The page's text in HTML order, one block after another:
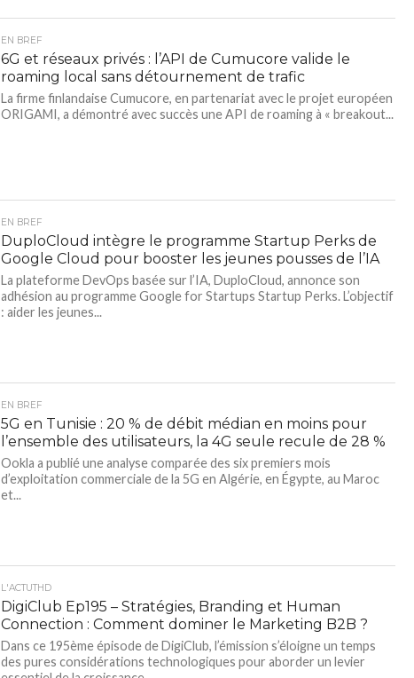
EN BREF
6G et réseaux privés : l’API de Cumucore valide le
roaming local sans détournement de trafic
La firme finlandaise Cumucore, en partenariat avec le projet européen
ORIGAMI, a démontré avec succès une API de roaming à « breakout...
EN BREF
DuploCloud intègre le programme Startup Perks de
Google Cloud pour booster les jeunes pousses de l’IA
La plateforme DevOps basée sur l’IA, DuploCloud, annonce son
adhésion au programme Google for Startups Startup Perks. L’objectif
: aider les jeunes...
EN BREF
5G en Tunisie : 20 % de débit médian en moins pour
l’ensemble des utilisateurs, la 4G seule recule de 28 %
Ookla a publié une analyse comparée des six premiers mois
d’exploitation commerciale de la 5G en Algérie, en Égypte, au Maroc
et...
L'ACTUTHD
DigiClub Ep195 – Stratégies, Branding et Human
Connection : Comment dominer le Marketing B2B ?
Dans ce 195ème épisode de DigiClub, l’émission s’éloigne un temps
des pures considérations technologiques pour aborder un levier